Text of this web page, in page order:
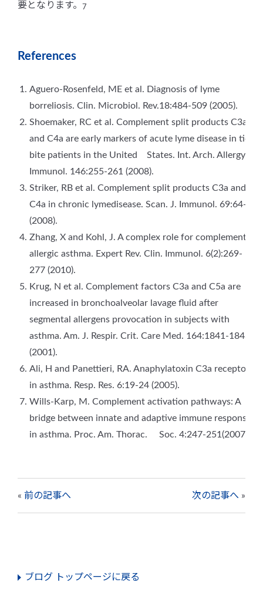
要となります。
7
References
Aguero-Rosenfeld, ME et al. Diagnosis of lyme
borreliosis. Clin. Microbiol. Rev.18:484-509 (2005).
Shoemaker, RC et al. Complement split products C3a
and C4a are early markers of acute lyme disease in tick
bite patients in the United States. Int. Arch. Allergy.
Immunol. 146:255-261 (2008).
Striker, RB et al. Complement split products C3a and
C4a in chronic lymedisease. Scan. J. Immunol. 69:64-69
(2008).
Zhang, X and Kohl, J. A complex role for complement in
allergic asthma. Expert Rev. Clin. Immunol. 6(2):269-
277 (2010).
Krug, N et al. Complement factors C3a and C5a are
increased in bronchoalveolar lavage fluid after
segmental allergens provocation in subjects with
asthma. Am. J. Respir. Crit. Care Med. 164:1841-1843
(2001).
Ali, H and Panettieri, RA. Anaphylatoxin C3a receptors
in asthma. Resp. Res. 6:19-24 (2005).
Wills-Karp, M. Complement activation pathways: A
bridge between innate and adaptive immune responses
in asthma. Proc. Am. Thorac. Soc. 4:247-251(2007).
« 前の記事へ 次の記事へ »
ブログ トップページに戻る